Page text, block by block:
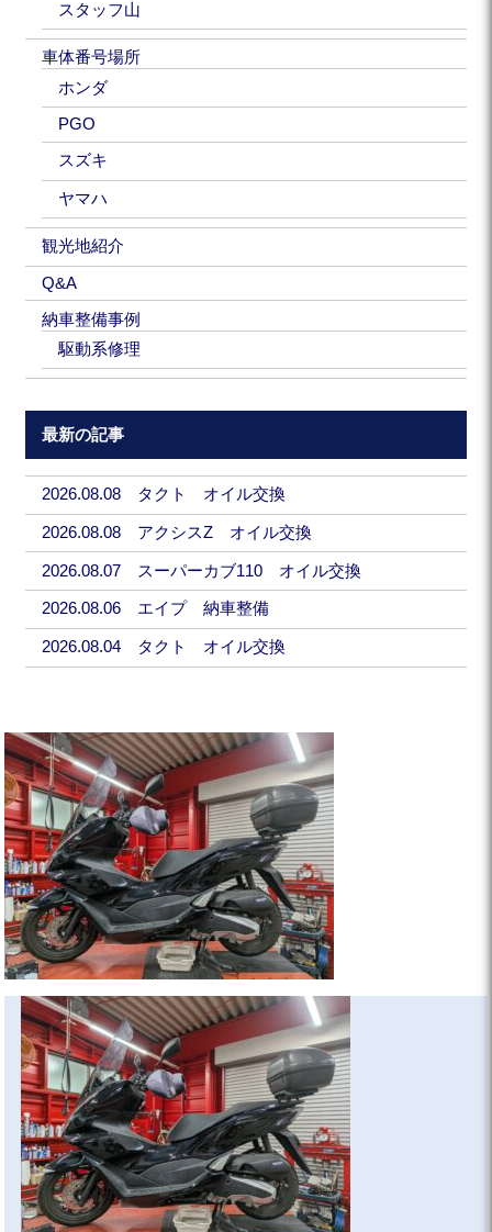
スタッフ山
車体番号場所
ホンダ
PGO
スズキ
ヤマハ
観光地紹介
Q&A
納車整備事例
駆動系修理
最新の記事
2026.08.08 タクト オイル交換
2026.08.08 アクシスZ オイル交換
2026.08.07 スーパーカブ110 オイル交換
2026.08.06 エイプ 納車整備
2026.08.04 タクト オイル交換